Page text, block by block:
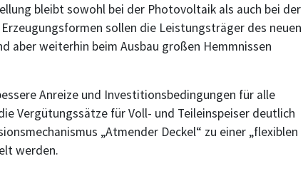
bleibt sowohl bei der Photovoltaik als auch bei der
sollen die Leistungsträger des neuen
aber weiterhin beim Ausbau großen Hemmnissen
Anreize und Investitionsbedingungen für alle
Vergütungssätze für Voll- und Teileinspeiser deutlich
„Atmender Deckel“ zu einer „flexiblen
werden.